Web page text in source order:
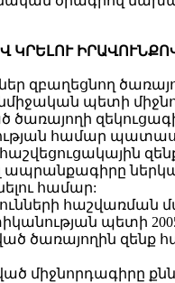
ԿՐԵԼՈՒ
զբաղեցնող
պետի
համար
ապրանքագիրը
համար:
պետի
ծառայողին զենք
միջնորդագիրը